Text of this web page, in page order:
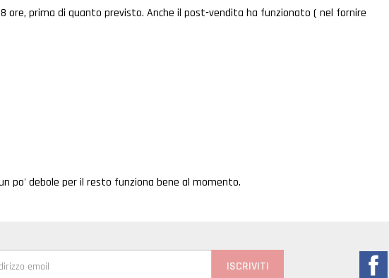
prima di quanto previsto. Anche il post-vendita ha funzionato ( nel fornire
po' debole per il resto funziona bene al momento.